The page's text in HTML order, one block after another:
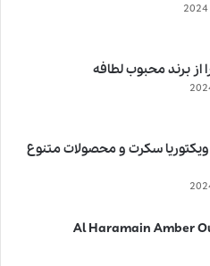
از برند محبوب لطافه
سکرت و محصولات متنوع